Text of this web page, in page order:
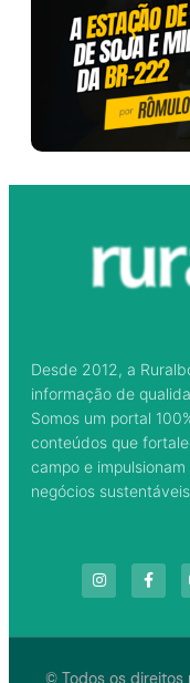
Desde 2012, a
informação de
Somos um portal
conteúdos que
campo e
negócios
© Todos os direitos